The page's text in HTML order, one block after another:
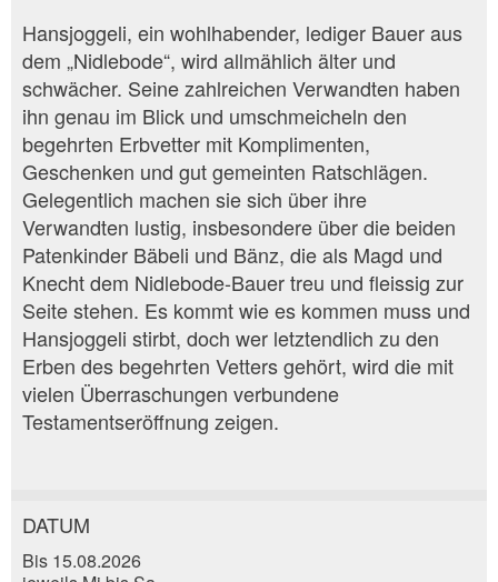
Hansjoggeli, ein wohlhabender, lediger Bauer aus
dem „Nidlebode“, wird allmählich älter und
schwächer. Seine zahlreichen Verwandten haben
ihn genau im Blick und umschmeicheln den
begehrten Erbvetter mit Komplimenten,
Geschenken und gut gemeinten Ratschlägen.
Gelegentlich machen sie sich über ihre
Verwandten lustig, insbesondere über die beiden
Patenkinder Bäbeli und Bänz, die als Magd und
Knecht dem Nidlebode-Bauer treu und fleissig zur
Seite stehen. Es kommt wie es kommen muss und
Hansjoggeli stirbt, doch wer letztendlich zu den
Erben des begehrten Vetters gehört, wird die mit
vielen Überraschungen verbundene
Testamentseröffnung zeigen.
Anzeige beanstanden
Anzeige weiterempfehlen
DATUM
Bis 15.08.2026